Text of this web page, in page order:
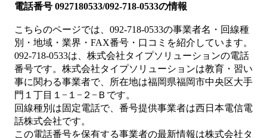
電話番号 0927180533/092-718-0533の情報
こちらのページでは、 092-718-0533の事業者名・回線種
別・地域・業界・FAX番号・口コミを紹介しています。
092-718-0533は、 株式会社タイプソリューションの電話
番号です。 株式会社タイプソリューションは教育・習い
事に関わる事業者で、所在地は福岡県福岡市中央区大手
門１丁目１−１−２−Ｂ です。
回線種別は固定電話で、番号提供事業者は西日本電信電
話株式会社です。
この電話番号を保有する事業者の最新情報は株式会社タ